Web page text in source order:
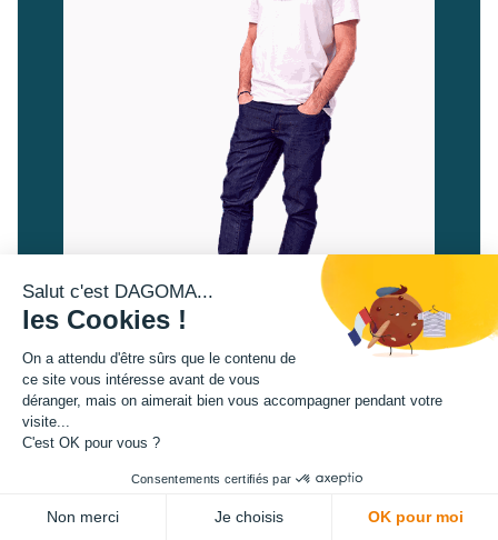
Le tee-shirt
Salut c'est DAGOMA...
les Cookies !
On a attendu d'être sûrs que le contenu de
ce site vous intéresse avant de vous
déranger, mais on aimerait bien vous accompagner pendant votre
visite...
C'est OK pour vous ?
Consentements certifiés par
Non merci Je choisis OK pour moi